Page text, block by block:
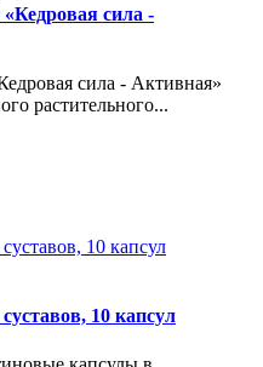
сила -
сила - Активная»
растительного...
10 капсул